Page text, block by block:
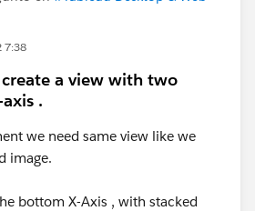
7:38
a view with two
.
we need same view like we
image.
bottom X-Axis , with stacked